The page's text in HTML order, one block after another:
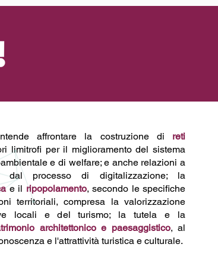
affrontare la costruzione di reti
limitrofi per il miglioramento del sistema
e di welfare; e anche relazioni a
dal processo di digitalizzazione; la
e il ripopolamento, secondo le specifiche
territoriali, compresa la valorizzazione
locali e del turismo; la tutela e la
architettonico e paesaggistico, al
e l'attrattività turistica e culturale.